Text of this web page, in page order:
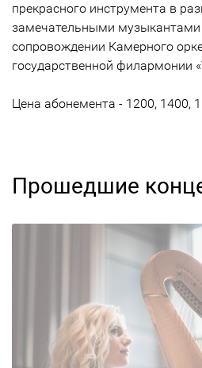
прекрасного инструмента в
замечательными музыкантами
сопровождении Камерного
государственной филармонии
Цена абонемента - 1200, 1400,
Прошедшие